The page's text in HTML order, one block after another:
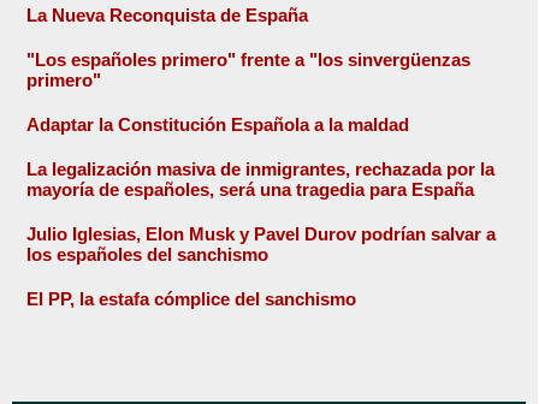
La Nueva Reconquista de España
"Los españoles primero" frente a "los sinvergüenzas
primero"
Adaptar la Constitución Española a la maldad
La legalización masiva de inmigrantes, rechazada por la
mayoría de españoles, será una tragedia para España
Julio Iglesias, Elon Musk y Pavel Durov podrían salvar a
los españoles del sanchismo
El PP, la estafa cómplice del sanchismo